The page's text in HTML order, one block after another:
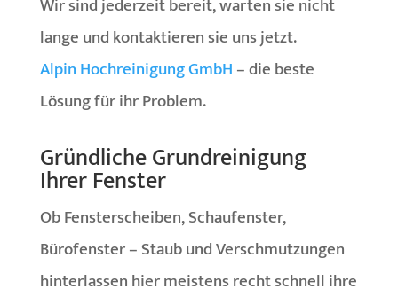
Wir sind jederzeit bereit, warten sie nicht
lange und kontaktieren sie uns jetzt.
Alpin Hochreinigung GmbH– die beste
Lösung für ihr Problem.
Gründliche Grundreinigung
Ihrer Fenster
Ob Fensterscheiben, Schaufenster,
Bürofenster – Staub und Verschmutzungen
hinterlassen hier meistens recht schnell ihre